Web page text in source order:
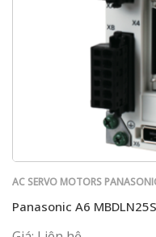
AC SERVO MOTORS
Panasonic A6